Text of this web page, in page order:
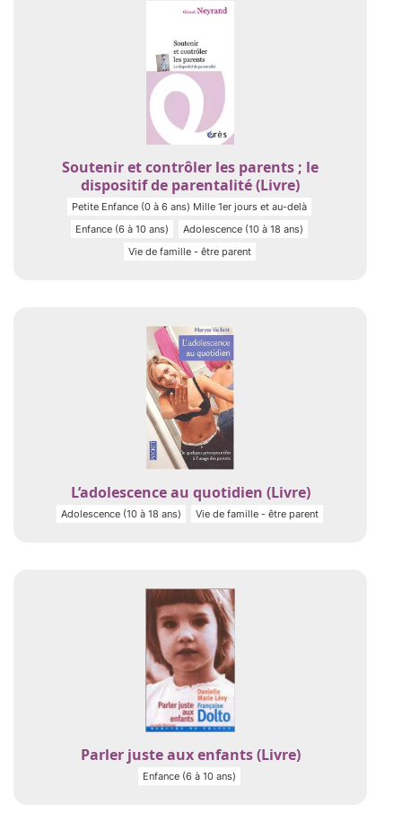
Soutenir et contrôler les parents ; le
dispositif de parentalité (Livre)
Petite Enfance (0 à 6 ans) Mille 1er jours et au-delà
Enfance (6 à 10 ans)
Adolescence (10 à 18 ans)
Vie de famille - être parent
L’adolescence au quotidien (Livre)
Adolescence (10 à 18 ans) Vie de famille - être parent
Parler juste aux enfants (Livre)
Enfance (6 à 10 ans)